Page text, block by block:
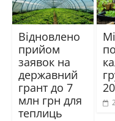
Відновлено
прийом
заявок на
державний
грант до 7
млн грн для
теплиць